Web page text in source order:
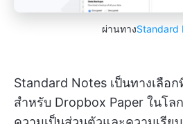
ผ่านทางStandard
Standard Notes เป็นทางเลือ
สำหรับ Dropbox Paper ในโล